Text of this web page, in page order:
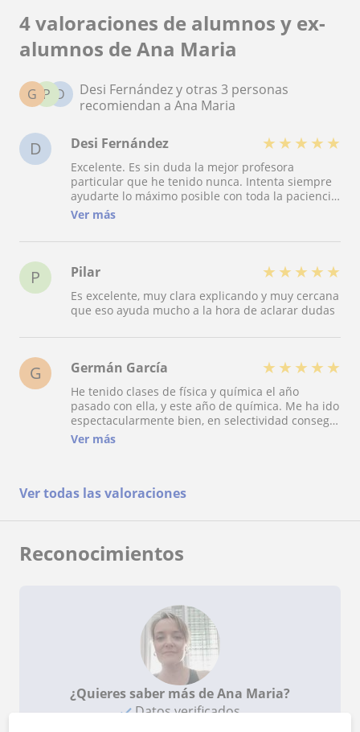
4 valoraciones de alumnos y ex-
alumnos de Ana Maria
D
P
G
Desi Fernández y otras 3 personas
recomiendan a Ana Maria
D Desi Fernández ★ ★ ★ ★ ★
Excelente. Es sin duda la mejor profesora
particular que he tenido nunca. Intenta siempre
ayudarte lo máximo posible con toda la paciencia
del mundo. Además explica genial. Súper
Ver más
P Pilar ★ ★ ★ ★ ★
Es excelente, muy clara explicando y muy cercana
que eso ayuda mucho a la hora de aclarar dudas
G Germán García ★ ★ ★ ★ ★
He tenido clases de física y química el año
pasado con ella, y este año de química. Me ha ido
espectacularmente bien, en selectividad conseguí
llegar a la nota suficiente para meterme a mi
buena nota 100%.
Ver más
Ver todas las valoraciones
Reconocimientos
¿Quieres saber más de Ana Maria?
Datos verificados